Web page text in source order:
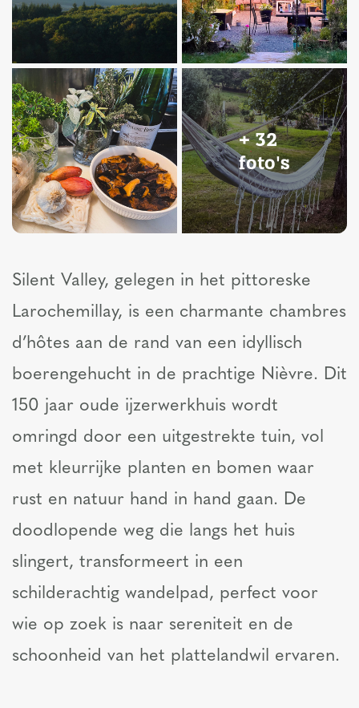
+ 32
foto's
Silent Valley, gelegen in het pittoreske
Larochemillay, is een charmante chambres
d’hôtes aan de rand van een idyllisch
boerengehucht in de prachtige Nièvre. Dit
150 jaar oude ijzerwerkhuis wordt
omringd door een uitgestrekte tuin, vol
met kleurrijke planten en bomen waar
rust en natuur hand in hand gaan. De
doodlopende weg die langs het huis
slingert, transformeert in een
schilderachtig wandelpad, perfect voor
wie op zoek is naar sereniteit en de
schoonheid van het plattelandwil ervaren.